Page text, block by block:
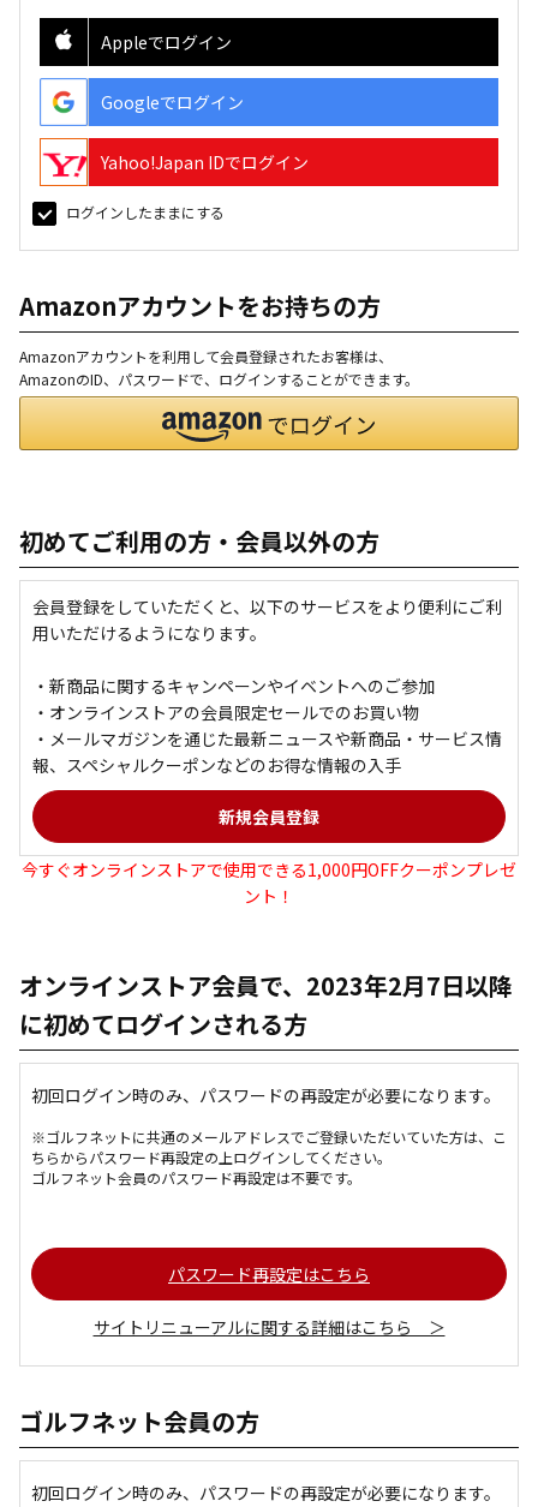
Appleでログイン
Googleでログイン
Yahoo!Japan IDでログイン
ログインしたままにする
Amazonアカウントをお持ちの方
Amazonアカウントを利用して会員登録されたお客様は、
AmazonのID、パスワードで、ログインすることができます。
初めてご利用の方・会員以外の方
会員登録をしていただくと、以下のサービスをより便利にご利
用いただけるようになります。
・新商品に関するキャンペーンやイベントへのご参加
・オンラインストアの会員限定セールでのお買い物
・メールマガジンを通じた最新ニュースや新商品・サービス情
報、スペシャルクーポンなどのお得な情報の入手
今すぐオンラインストアで使用できる1,000円OFFクーポンプレゼ
ント！
オンラインストア会員で、2023年2月7日以降
に初めてログインされる方
初回ログイン時のみ、パスワードの再設定が必要になります。
※ゴルフネットに共通のメールアドレスでご登録いただいていた方は、こ
ちらからパスワード再設定の上ログインしてください。
ゴルフネット会員のパスワード再設定は不要です。
パスワード再設定はこちら
サイトリニューアルに関する詳細はこちら ＞
ゴルフネット会員の方
初回ログイン時のみ、パスワードの再設定が必要になります。